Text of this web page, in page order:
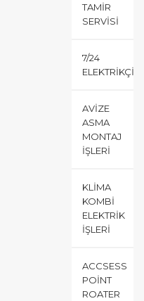
TAMIR
SERVISI
7/24
ELEKTRIKÇI
AVIZE
ASMA
MONTAJ
İŞLERI
KLIMA
KOMBI
ELEKTRIK
İŞLERI
ACCSESS
POINT
ROATER